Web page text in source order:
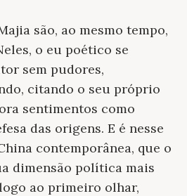
são, ao mesmo tempo,
o eu poético se
sem pudores,
citando o seu próprio
sentimentos como
das origens. E é nesse
contemporânea, que o
dimensão política mais
ao primeiro olhar,